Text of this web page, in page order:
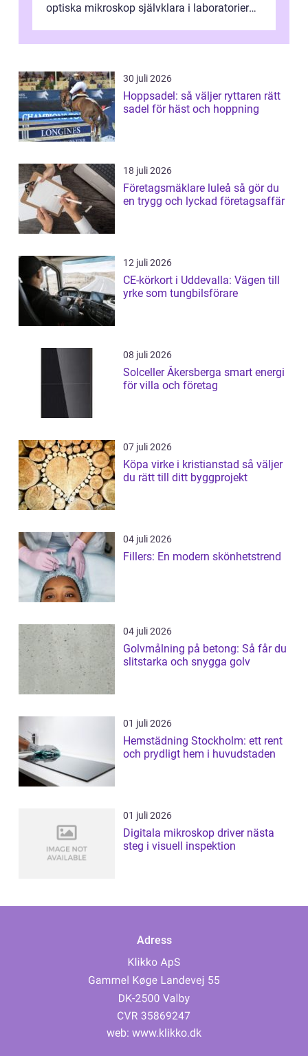
optiska mikroskop självklara i laboratorier
30 juli 2026
Hoppsadel: så väljer ryttaren rätt
sadel för häst och hoppning
18 juli 2026
Företagsmäklare luleå så gör du
en trygg och lyckad företagsaffär
12 juli 2026
CE-körkort i Uddevalla: Vägen till
yrke som tungbilsförare
08 juli 2026
Solceller Åkersberga smart energi
för villa och företag
07 juli 2026
Köpa virke i kristianstad så väljer
du rätt till ditt byggprojekt
04 juli 2026
Fillers: En modern skönhetstrend
04 juli 2026
Golvmålning på betong: Så får du
slitstarka och snygga golv
01 juli 2026
Hemstädning Stockholm: ett rent
och prydligt hem i huvudstaden
01 juli 2026
Digitala mikroskop driver nästa
steg i visuell inspektion
Adress
web: www.klikko.dk